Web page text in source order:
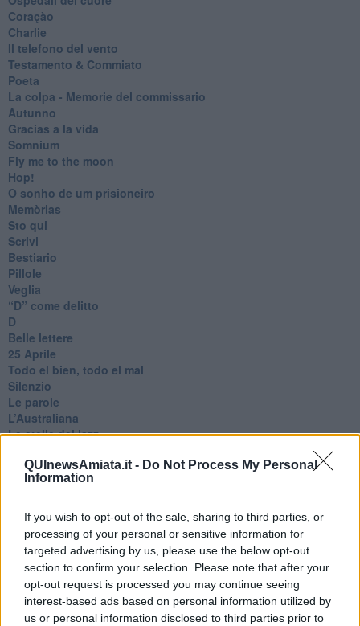
QUInewsAmiata.it - Do Not Process My Personal
Information
If you wish to opt-out of the sale, sharing to third parties, or
processing of your personal or sensitive information for
targeted advertising by us, please use the below opt-out
section to confirm your selection. Please note that after your
opt-out request is processed you may continue seeing
interest-based ads based on personal information utilized by
us or personal information disclosed to third parties prior to
Coraçào
Charlie
Il telefono del vento
Testamento & Commiato
Poeta
​La colpa - Memorie del commissario
Autunno
Gracias a la vida
Somnium
Fly me to the moon
Hop!
O sonho de um prisioneiro
Memòrias
Sto qui
Scrivi
Bestiario
Pillole
Veglia
​“D” come delitto
D
Belle lettere
25 Aprile
Todo el bien, todo el mal
Silenzio
Le parole
​L’Australiana
Le stelle del jazz
Auguri
Moro
Continuando, la nonna e il carretto
Metaverso smart
Fiamme
Anzi
Confessioni autoreferenziali
Utopie
Estate